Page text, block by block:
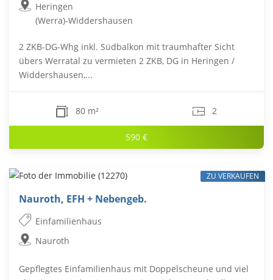
Heringen
(Werra)-Widdershausen
2 ZKB-DG-Whg inkl. Südbalkon mit traumhafter Sicht
übers Werratal zu vermieten 2 ZKB, DG in Heringen /
Widdershausen,...
80 m² 2
590 €
Nauroth, EFH + Nebengeb.
Einfamilienhaus
Nauroth
Gepflegtes Einfamilienhaus mit Doppelscheune und viel
ZU VERKAUFEN